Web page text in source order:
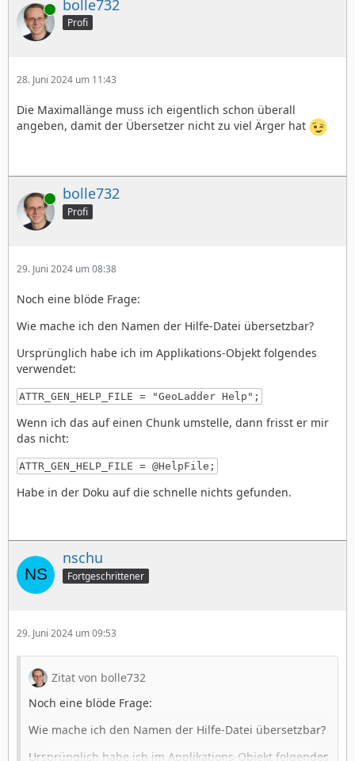
Online bolle732
Profi
28. Juni 2024 um 11:43
Die Maximallänge muss ich eigentlich schon überall
angeben, damit der Übersetzer nicht zu viel Ärger hat
Online bolle732
Profi
29. Juni 2024 um 08:38
Noch eine blöde Frage:
Wie mache ich den Namen der Hilfe-Datei übersetzbar?
Ursprünglich habe ich im Applikations-Objekt folgendes
verwendet:
ATTR_GEN_HELP_FILE = "GeoLadder Help";
Wenn ich das auf einen Chunk umstelle, dann frisst er mir
das nicht:
ATTR_GEN_HELP_FILE = @HelpFile;
Habe in der Doku auf die schnelle nichts gefunden.
nschu
Fortgeschrittener
29. Juni 2024 um 09:53
Zitat von bolle732
Noch eine blöde Frage:
Wie mache ich den Namen der Hilfe-Datei übersetzbar?
Ursprünglich habe ich im Applikations-Objekt folgendes